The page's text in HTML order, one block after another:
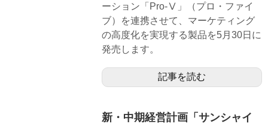
ーション「Pro-Ⅴ」（プロ・ファイ
ブ）を連携させて、マーケティング
の高度化を実現する製品を5月30日に
発売します。
記事を読む
新・中期経営計画「サンシャイ